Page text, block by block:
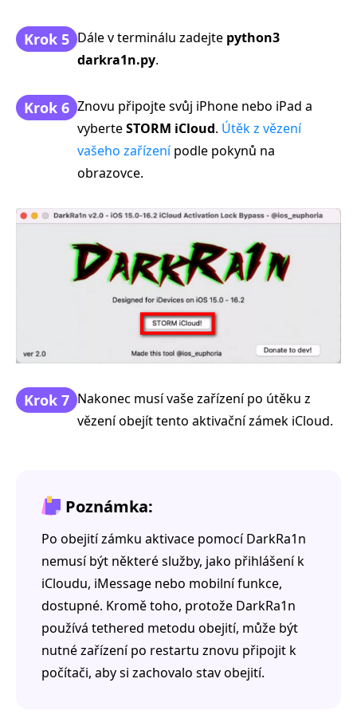
Krok 5 Dále v terminálu zadejte python3
darkra1n.py.
Krok 6 Znovu připojte svůj iPhone nebo iPad a
vyberteSTORM iCloud. Útěk z vězení
vašeho zařízenípodle pokynů na
obrazovce.
Krok 7 Nakonec musí vaše zařízení po útěku z
vězení obejít tento aktivační zámek iCloud.
Poznámka:
Po obejití zámku aktivace pomocí DarkRa1n
nemusí být některé služby, jako přihlášení k
iCloudu, iMessage nebo mobilní funkce,
dostupné. Kromě toho, protože DarkRa1n
používá tethered metodu obejití, může být
nutné zařízení po restartu znovu připojit k
počítači, aby si zachovalo stav obejití.